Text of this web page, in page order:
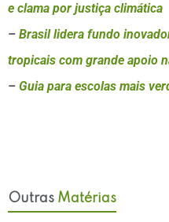
e clama por justiça climática
– Brasil lidera fundo
tropicais com grande apoio
– Guia para escolas mais
Outras Matérias